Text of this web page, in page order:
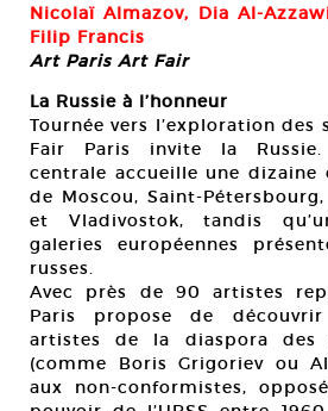
Nicolaï Almazov, Dia Al-
Filip Francis
Art Paris Art Fair
La Russie à l’honneur
Tournée vers l’exploration des
Fair Paris invite la
centrale accueille une dizaine
de Moscou, Saint-
et Vladivostok, tandis
galeries européennes
russes.
Avec près de 90 artistes
Paris propose de
artistes de la diaspora des
(comme Boris Grigoriev ou
aux non-conformistes,